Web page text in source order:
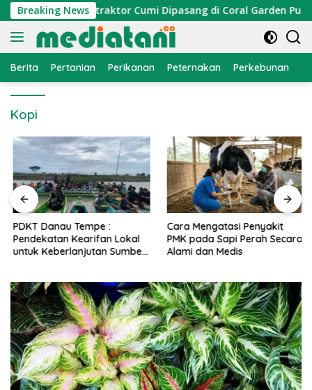
Langsung
ke
konten
Breaking News
Nelayan, Atraktor Cumi Dipasang di Coral Garden Pulau
Berita Pertanian Perikanan Peternakan Perkebunan
Kopi
PDKT Danau Tempe :
Pendekatan Kearifan Lokal
untuk Keberlanjutan Sumber
Cara Mengatasi Penyakit
PMK pada Sapi Perah Secara
Alami dan Medis